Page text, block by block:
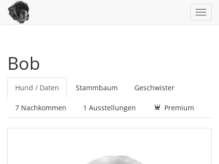
Bob
Hund / Daten Stammbaum Geschwister
7 Nachkommen 1 Ausstellungen Premium